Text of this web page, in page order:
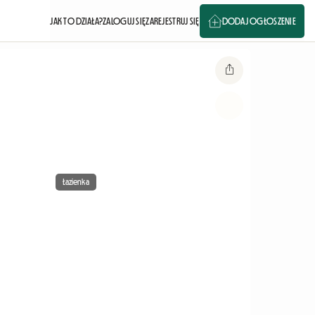
JAK TO DZIAŁA?ZALOGUJ SIĘZAREJESTRUJ SIĘ DODAJ OGŁOSZENIE
Łazienka